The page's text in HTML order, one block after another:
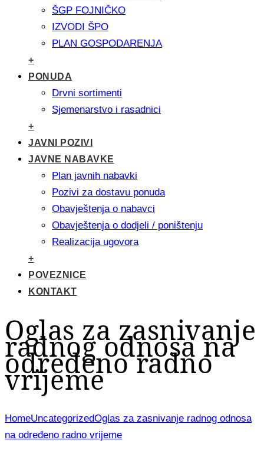
ŠGP FOJNIČKO
IZVODI ŠPO
PLAN GOSPODARENJA
+
PONUDA
Drvni sortimenti
Sjemenarstvo i rasadnici
+
JAVNI POZIVI
JAVNE NABAVKE
Plan javnih nabavki
Pozivi za dostavu ponuda
Obavještenja o nabavci
Obavještenja o dodjeli / poništenju
Realizacija ugovora
+
POVEZNICE
KONTAKT
Oglas za zasnivanje
radnog odnosa na
određeno radno
vrijeme
HomeUncategorizedOglas za zasnivanje radnog odnosa
na određeno radno vrijeme